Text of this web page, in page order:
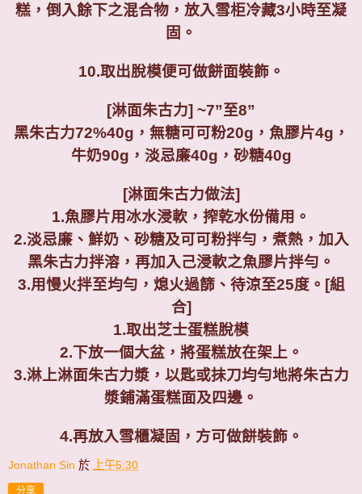
糕，倒入餘下之混合物，放入雪柜冷藏3小時至凝
固。
10.取出脫模便可做餅面裝飾。
[淋面朱古力] ~7”至8”
黑朱古力72%40g ，無糖可可粉20g ，魚膠片4g ，
牛奶90g ，淡忌廉40g ，砂糖40g
[淋面朱古力做法]
1.魚膠片用冰水浸軟，搾乾水份備用。
2.淡忌廉、鮮奶、砂糖及可可粉拌勻，煮熱，加入
黑朱古力拌溶，再加入己浸軟之魚膠片拌勻。
3.用慢火拌至均勻，熄火過篩、待涼至25度。 [組
合]
1.取出芝士蛋糕脫模
2.下放一個大盆，將蛋糕放在架上。
3.淋上淋面朱古力漿，以匙或抺刀均勻地將朱古力
漿鋪滿蛋糕面及四邊。
4.再放入雪櫃凝固，方可做餅裝飾。
Jonathan Sin 於 上午5:30
分享